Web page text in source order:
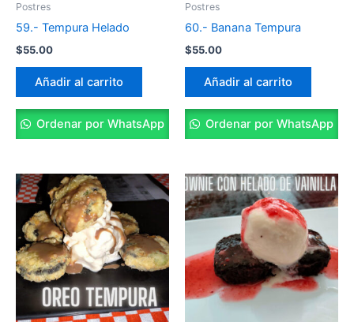
Postres
59.- Tempura Helado
$55.00
Añadir al carrito
Ordenar por WhatsApp
Postres
60.- Banana Tempura
$55.00
Añadir al carrito
Ordenar por WhatsApp